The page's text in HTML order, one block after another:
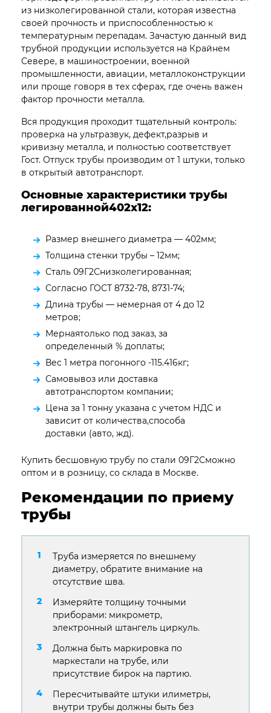
из низколегированной стали, которая известна
своей прочность и приспособленностью к
температурным перепадам. Зачастую данный вид
трубной продукции используется на Крайнем
Севере, в машиностроении, военной
промышленности, авиации, металлоконструкции
или проще говоря в тех сферах, где очень важен
фактор прочности металла.
Вся продукция проходит тщательный контроль:
проверка на ультразвук, дефект,разрыв и
кривизну металла, и полностью соответствует
Гост. Отпуск трубы производим от 1 штуки, только
в открытый автотранспорт.
Основные характеристики трубы
легированной402х12:
Размер внешнего диаметра — 402мм;
Толщина стенки трубы – 12мм;
Сталь 09Г2Снизколегированная;
Согласно ГОСТ 8732-78, 8731-74;
Длина трубы — немерная от 4 до 12
метров;
Мернаятолько под заказ, за
определенный % доплаты;
Вес 1 метра погонного -115.416кг;
Самовывоз или доставка
автотранспортом компании;
Цена за 1 тонну указана с учетом НДС и
зависит от количества,способа
доставки (авто, жд).
Купить бесшовную трубу по стали 09Г2Сможно
оптом и в розницу, со склада в Москве.
Рекомендации по приему
трубы
Труба измеряется по внешнему
диаметру, обратите внимание на
отсутствие шва.
Измеряйте толщину точными
приборами: микрометр,
электронный штангель циркуль.
Должна быть маркировка по
маркестали на трубе, или
присутствие бирок на партию.
Пересчитывайте штуки илиметры,
внутри трубы должны быть без